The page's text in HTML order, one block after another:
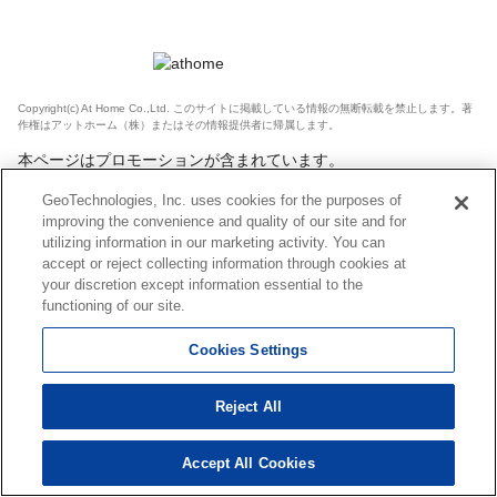
Copyright(c) At Home Co.,Ltd. このサイトに掲載している情報の無断転載を禁止します。著
作権はアットホーム（株）またはその情報提供者に帰属します。
本ページはプロモーションが含まれています。
GeoTechnologies, Inc. uses cookies for the purposes of
improving the convenience and quality of our site and for
utilizing information in our marketing activity. You can
accept or reject collecting information through cookies at
your discretion except information essential to the
functioning of our site.
Cookies Settings
Reject All
Accept All Cookies